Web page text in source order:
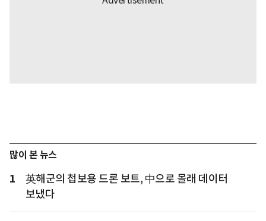
많이 본 뉴스
1
英해군의 첩보용 드론 보트, 中으로 몰래 데이터
보냈다